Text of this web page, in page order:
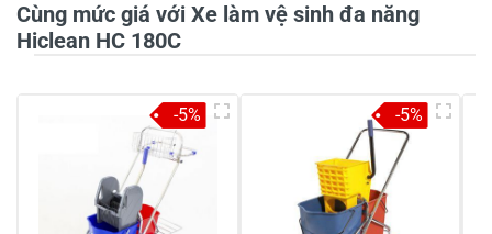
-
2
1
-
Cùng mức giá với Xe làm vệ sinh đa năng
Hiclean HC 180C
-5% -5%